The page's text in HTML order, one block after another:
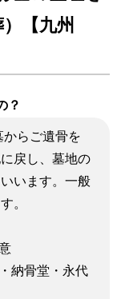
【九州
？
らご遺骨を
戻し、墓地の
います。一般
。
納骨堂・永代